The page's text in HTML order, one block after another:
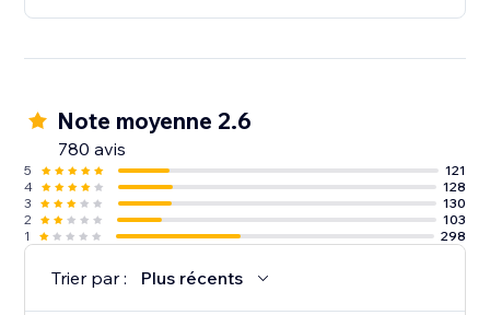
Note moyenne 2.6
780 avis
5
121
4
128
3
130
2
103
1
298
Trier par : Plus récents